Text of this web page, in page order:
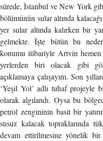
sürede, İstanbul ve New York
bölümünün sular altında
yer sular altında kalırken bir
gelmekte. İşte bütün bu
konumu itibariyle Artvin hemen
yerlerden biri olacak gibi
açıklamaya çalışayım. Son
‘Yeşil Yol’ adlı tuhaf projeyle
olarak algılandı. Oysa bu
petrol zengininin basit bir
susuz kalacak topraklarında
devam ettirilmesine yönelik